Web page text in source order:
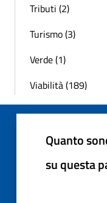
Tributi (2)
Turismo (3)
Verde (1)
Viabilità (189)
Quanto
su questa